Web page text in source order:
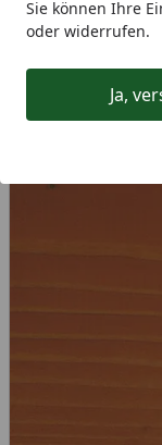
Sie können Ihre
oder widerrufen.
Ja,